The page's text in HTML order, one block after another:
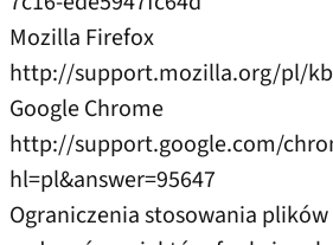
Mozilla Firefox
http://support.mozilla.org/pl/kb/
Google Chrome
http://support.google.com/
hl=pl&answer=95647
Ograniczenia stosowania